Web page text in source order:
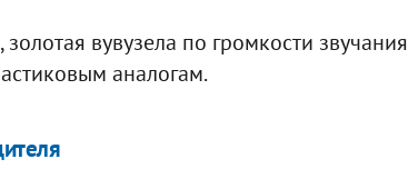
вувузела по громкости звучания
аналогам.